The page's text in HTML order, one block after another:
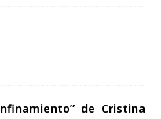
de Cristina